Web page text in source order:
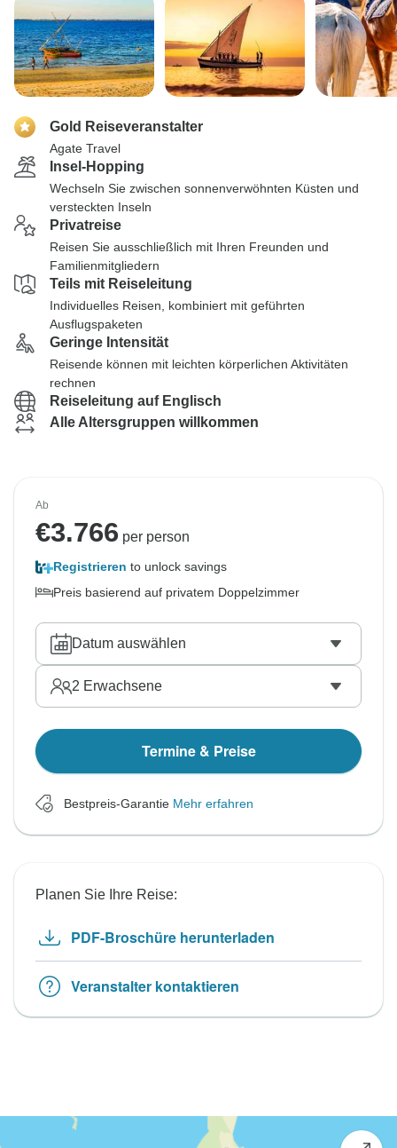
Gold Reiseveranstalter
Agate Travel
Insel-Hopping
Wechseln Sie zwischen sonnenverwöhnten Küsten und
versteckten Inseln
Privatreise
Reisen Sie ausschließlich mit Ihren Freunden und
Familienmitgliedern
Teils mit Reiseleitung
Individuelles Reisen, kombiniert mit geführten
Ausflugspaketen
Geringe Intensität
Reisende können mit leichten körperlichen Aktivitäten
rechnen
Reiseleitung auf Englisch
Alle Altersgruppen willkommen
Ab
€3.766 per person
Registrieren to unlock savings
Preis basierend auf privatem Doppelzimmer
Datum auswählen
2 Erwachsene
Termine & Preise
Bestpreis-Garantie Mehr erfahren
Planen Sie Ihre Reise:
PDF-Broschüre herunterladen
Veranstalter kontaktieren